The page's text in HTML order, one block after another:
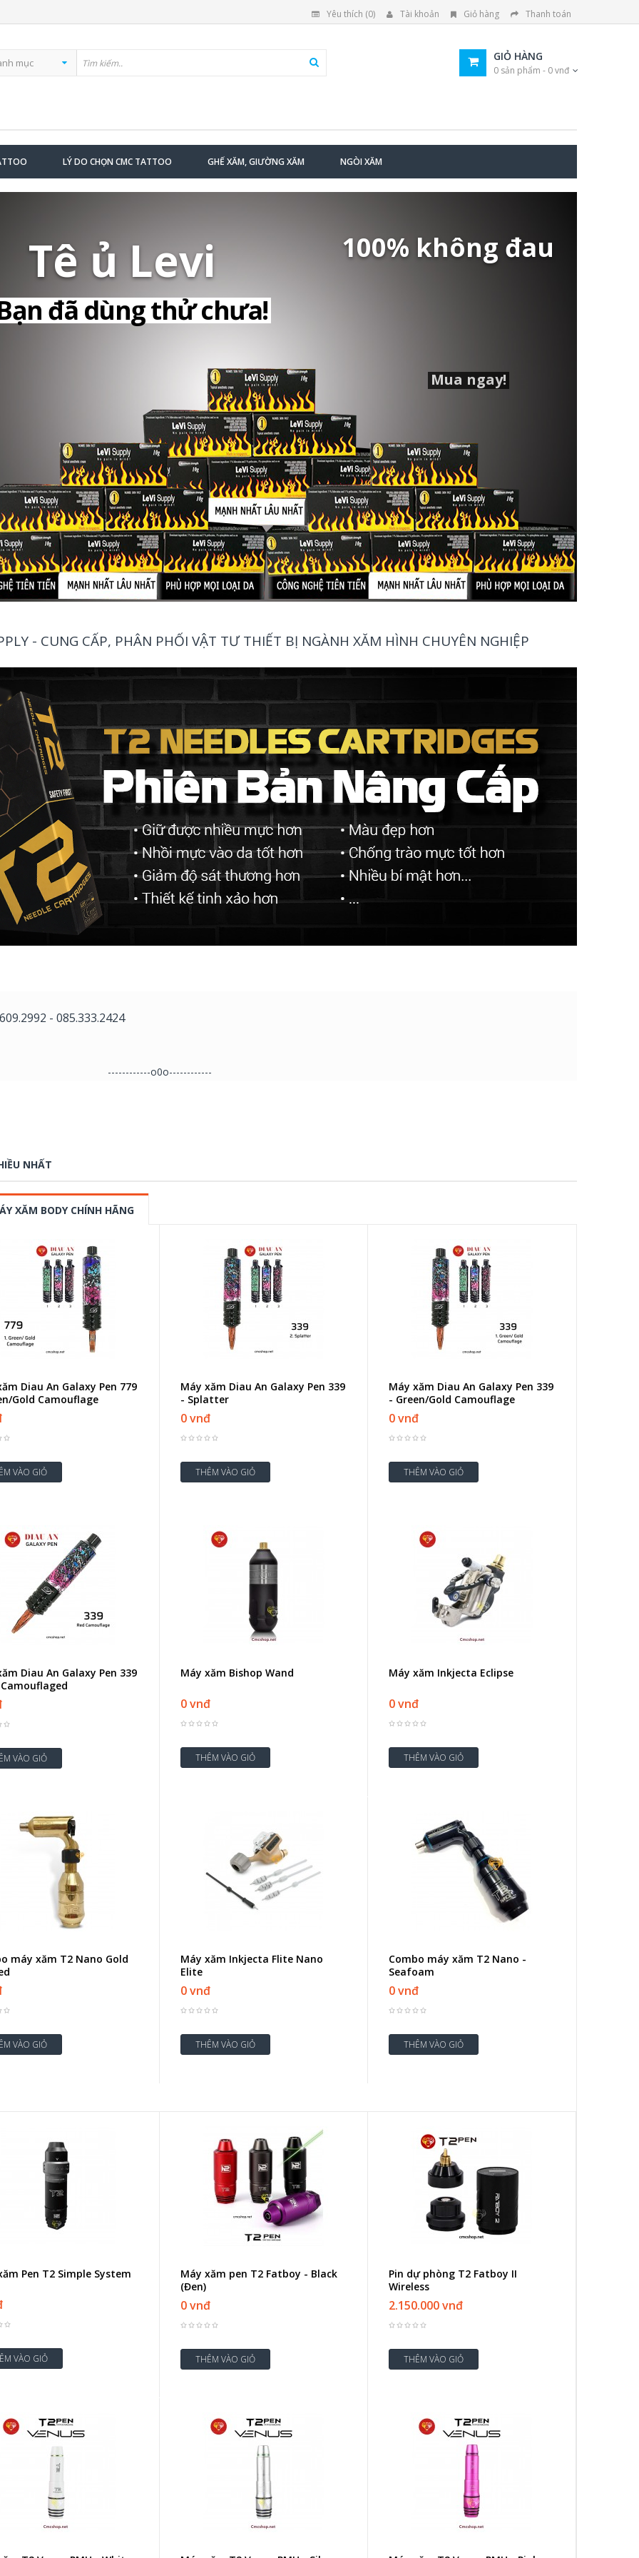
Yêu thích (0) Tài khoản Giỏ hàng Thanh toán
GIỎ HÀNG
0 sản phẩm - 0 vnđ
LÝ DO CHỌN CMC TATTOO GHẾ XĂM, GIƯỜNG XĂM NGÒI XĂM
Tê ủ Levi
đã dùng thử chưa!
100% không đau
Mua ngay!
- CUNG CẤP, PHÂN PHỐI VẬT TƯ THIẾT BỊ NGÀNH XĂM HÌNH CHUYÊN NGHIỆP
- 085.333.2424
------------o0o------------​
NHẤT
XĂM BODY CHÍNH HÃNG
Diau An Galaxy Pen 779
Gold Camouflage
Máy xăm Diau An Galaxy Pen 339
- Splatter
0 vnđ
Máy xăm Diau An Galaxy Pen 339
- Green/Gold Camouflage
0 vnđ
Diau An Galaxy Pen 339
Máy xăm Bishop Wand
0 vnđ
Máy xăm Inkjecta Eclipse
0 vnđ
máy xăm T2 Nano Gold
Máy xăm Inkjecta Flite Nano
Elite
0 vnđ
Combo máy xăm T2 Nano -
Seafoam
0 vnđ
Pen T2 Simple System
Máy xăm pen T2 Fatboy - Black
(Đen)
0 vnđ
Pin dự phòng T2 Fatboy II
Wireless
2.150.000 vnđ